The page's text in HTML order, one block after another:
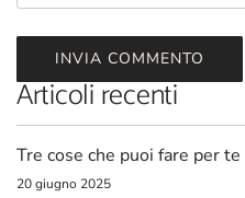
INVIA COMMENTO
Articoli recenti
Tre cose che puoi fare per
20 giugno 2025